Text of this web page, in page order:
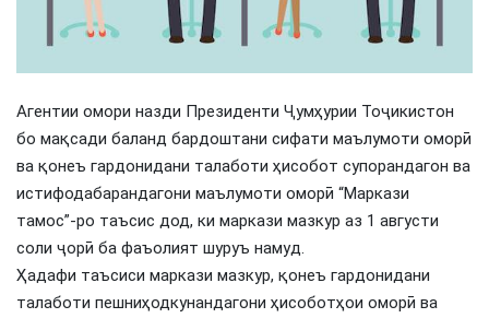
Агентии омори назди Президенти Ҷумҳурии Тоҷикистон
бо мақсади баланд бардоштани сифати маълумоти оморӣ
ва қонеъ гардонидани талаботи ҳисобот супорандагон ва
истифодабарандагони маълумоти оморӣ “Маркази
тамос”-ро таъсис дод, ки маркази мазкур аз 1 августи
соли ҷорӣ ба фаъолият шуруъ намуд.
Ҳадафи таъсиси маркази мазкур, қонеъ гардонидани
талаботи пешниҳодкунандагони ҳисоботҳои оморӣ ва